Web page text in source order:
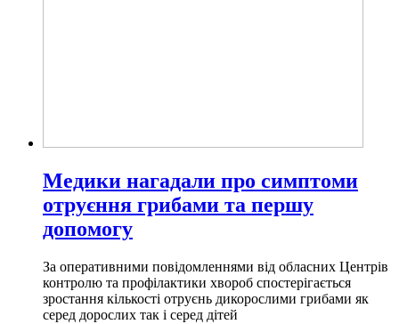
Медики нагадали про симптоми
отруєння грибами та першу
допомогу
За оперативними повідомленнями від обласних Центрів
контролю та профілактики хвороб спостерігається
зростання кількості отруєнь дикорослими грибами як
серед дорослих так і серед дітей